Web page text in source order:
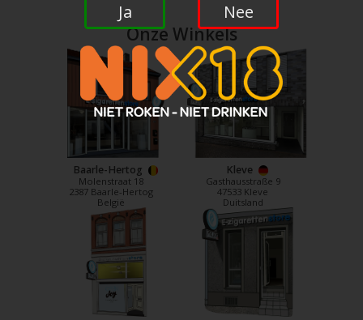
Onze Winkels
Baarle-Hertog
Molenstraat 18
2387 Baarle-Hertog
België
Kleve
Gasthausstraße 9
47533 Kleve
Duitsland
Ja Nee